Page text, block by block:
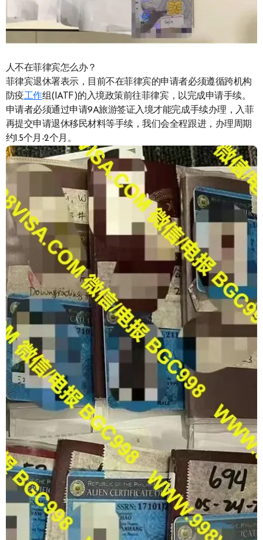
人不在菲律宾怎么办？
菲律宾退休署表示，目前不在菲律宾的申请者必须遵循跨机构
防疫工作组(IATF)的入境政策前往菲律宾，以完成申请手续。
申请者必须通过申请9A旅游签证入境才能完成手续办理，入菲
再提交申请退休移民材料等手续，我们会全程跟进，办理周期
约1.5个月-2个月。